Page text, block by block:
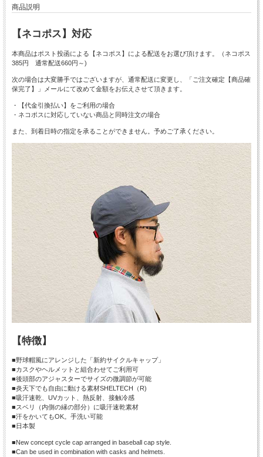
商品説明
【ネコポス】対応
本商品はポスト投函による【ネコポス】による配送をお選び頂けます。（ネコポス
385円 通常配送660円～)
次の場合は大変勝手ではございますが、通常配送に変更し、「ご注文確定【商品確
保完了】」メールにて改めて金額をお伝えさせて頂きます。
・【代金引換払い】をご利用の場合
・ネコポスに対応していない商品と同時注文の場合
また、到着日時の指定を承ることができません。予めご了承ください。
【特徴】
■野球帽風にアレンジした「新約サイクルキャップ」
■カスクやヘルメットと組合わせてご利用可
■後頭部のアジャスターでサイズの微調節が可能
■炎天下でも自由に動ける素材SHELTECH（R)
■吸汗速乾、UVカット、熱反射、接触冷感
■スベリ（内側の縁の部分）に吸汗速乾素材
■汗をかいてもOK。手洗い可能
■日本製
■New concept cycle cap arranged in baseball cap style.
■Can be used in combination with casks and helmets.